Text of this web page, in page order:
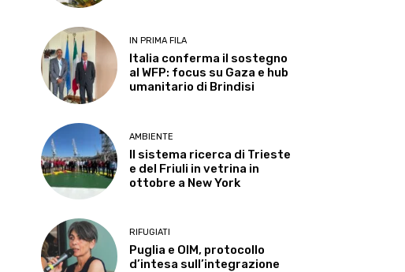
IN PRIMA FILA
Italia conferma il sostegno
al WFP: focus su Gaza e hub
umanitario di Brindisi
AMBIENTE
Il sistema ricerca di Trieste
e del Friuli in vetrina in
ottobre a New York
RIFUGIATI
Puglia e OIM, protocollo
d’intesa sull’integrazione